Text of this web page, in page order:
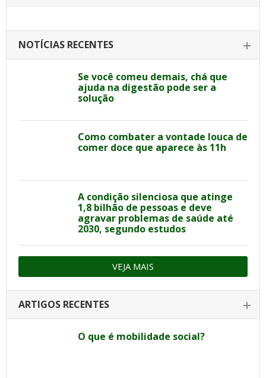
NOTÍCIAS RECENTES
Se você comeu demais, chá que
ajuda na digestão pode ser a
solução
Como combater a vontade louca de
comer doce que aparece às 11h
A condição silenciosa que atinge
1,8 bilhão de pessoas e deve
agravar problemas de saúde até
2030, segundo estudos
VEJA MAIS
ARTIGOS RECENTES
O que é mobilidade social?